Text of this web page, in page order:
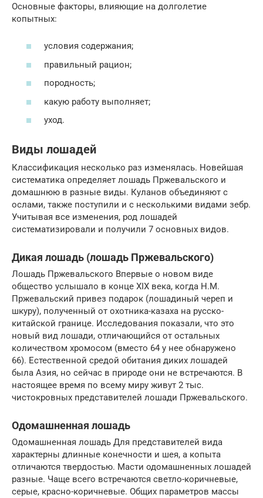
Основные факторы, влияющие на долголетие
копытных:
условия содержания;
правильный рацион;
породность;
какую работу выполняет;
уход.
Виды лошадей
Классификация несколько раз изменялась. Новейшая
систематика определяет лошадь Пржевальского и
домашнюю в разные виды. Куланов объединяют с
ослами, также поступили и с несколькими видами зебр.
Учитывая все изменения, род лошадей
систематизировали и получили 7 основных видов.
Дикая лошадь (лошадь Пржевальского)
Лошадь Пржевальского Впервые о новом виде
общество услышало в конце XIX века, когда Н.М.
Пржевальский привез подарок (лошадиный череп и
шкуру), полученный от охотника-казаха на русско-
китайской границе. Исследования показали, что это
новый вид лошади, отличающийся от остальных
количеством хромосом (вместо 64 у нее обнаружено
66). Естественной средой обитания диких лошадей
была Азия, но сейчас в природе они не встречаются. В
настоящее время по всему миру живут 2 тыс.
чистокровных представителей лошади Пржевальского.
Одомашненная лошадь
Одомашненная лошадь Для представителей вида
характерны длинные конечности и шея, а копыта
отличаются твердостью. Масти одомашненных лошадей
разные. Чаще всего встречаются светло-коричневые,
серые, красно-коричневые. Общих параметров массы